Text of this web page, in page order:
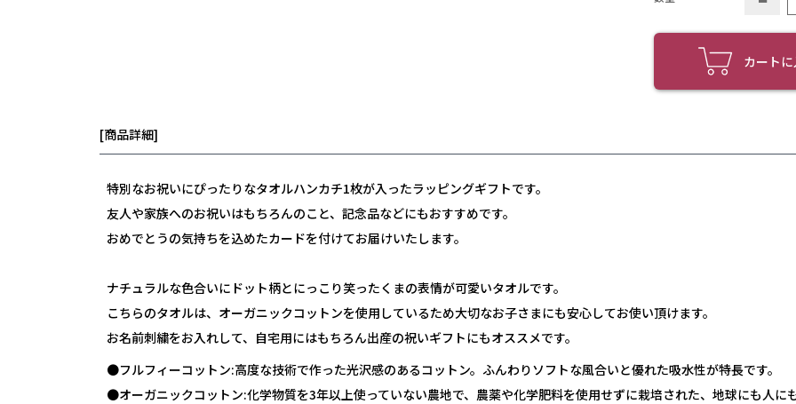
カート
[商品詳細]
特別なお祝いにぴったりなタオルハンカチ1枚が入ったラッピングギフトです。
友人や家族へのお祝いはもちろんのこと、記念品などにもおすすめです。
おめでとうの気持ちを込めたカードを付けてお届けいたします。
ナチュラルな色合いにドット柄とにっこり笑ったくまの表情が可愛いタオルです。
こちらのタオルは、オーガニックコットンを使用しているため大切なお子さまにも安心してお使い頂けます。
お名前刺繍をお入れして、自宅用にはもちろん出産の祝いギフトにもオススメです。
●フルフィーコットン:高度な技術で作った光沢感のあるコットン。ふんわりソフトな風合いと優れた吸水性が特長です。
●オーガニックコットン:化学物質を3年以上使っていない農地で、農薬や化学肥料を使用せずに栽培された、地球にも人に